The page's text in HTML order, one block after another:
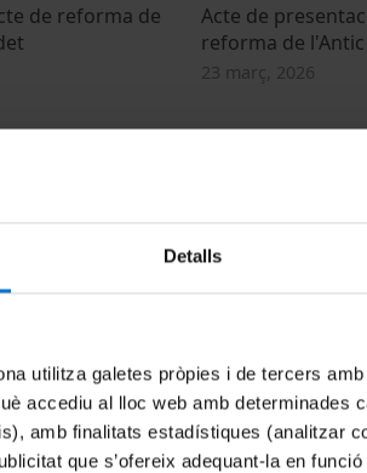
Detalls
utilitza galetes pròpies i de tercers
accediu al lloc web amb determinades
amb finalitats estadístiques (analitzar
que s’ofereix adequant-la en
de reforma de
Acte de
reforma de
23 març, 2026
ràpid en una
Quina
d'autoprotecció
21 gener, 2026